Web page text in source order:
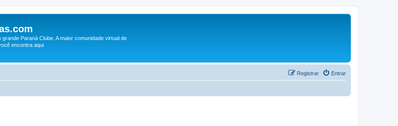
Paraná Clube. A maior comunidade virtual de
encontra aqui
Entrar
Registrar